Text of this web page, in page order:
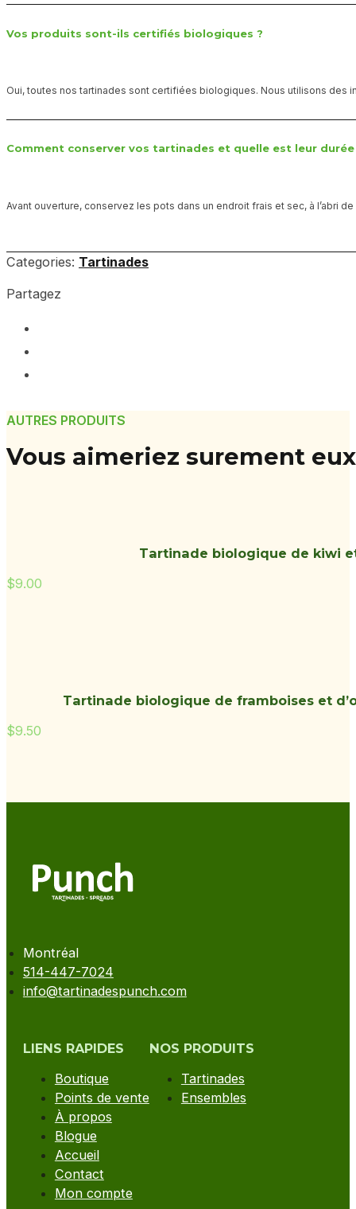
Vos produits sont-ils certifiés biologiques ?
Oui, toutes nos tartinades sont certifiées biologiques. Nous utilisons des
Comment conserver vos tartinades et quelle est leur durée
Avant ouverture, conservez les pots dans un endroit frais et sec, à l’abri
Categories: Tartinades
Partagez
AUTRES PRODUITS
Vous aimeriez surement
Tartinade biologique de kiwi
$9.00
Tartinade biologique de framboises et
$9.50
Montréal
514-447-7024
info@tartinadespunch.com
LIENS RAPIDES
Boutique
Points de vente
À propos
Blogue
Accueil
Contact
Mon compte
NOS PRODUITS
Tartinades
Ensembles